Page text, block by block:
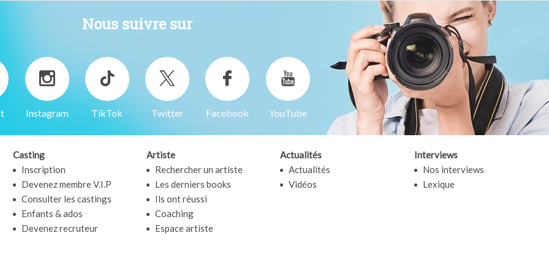
Nous suivre sur
Instagram TikTok Twitter Facebook YouTube
Casting
Inscription
Devenez membre V.I.P
Consulter les castings
Enfants & ados
Devenez recruteur
Artiste
Rechercher un artiste
Les derniers books
Ils ont réussi
Coaching
Espace artiste
Actualités
Actualités
Vidéos
Interviews
Nos interviews
Lexique